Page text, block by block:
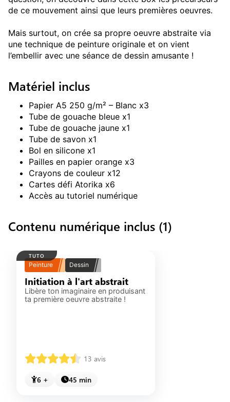
de ce mouvement ainsi que leurs premières oeuvres.
Mais surtout, on crée sa propre oeuvre abstraite via
une technique de peinture originale et on vient
l’embellir avec une séance de dessin amusante !
Matériel inclus
Papier A5 250 g/m² – Blanc x3
Tube de gouache bleue x1
Tube de gouache jaune x1
Tube de savon x1
Bol en silicone x1
Pailles en papier orange x3
Crayons de couleur x12
Cartes défi Atorika x6
Accès au tutoriel numérique
Contenu numérique inclus (1)
TUTO
Peinture Dessin
Initiation à l'art abstrait
Libère ton imaginaire en produisant
ta première oeuvre abstraite !
13 avis
6 + 45 min